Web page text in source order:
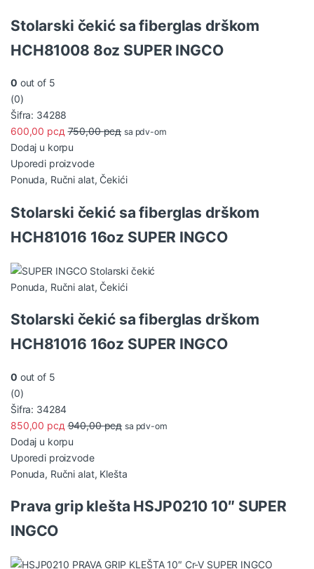
Stolarski čekić sa fiberglas drškom
HCH81008 8oz SUPER INGCO
0 out of 5
(0)
Šifra: 34288
600,00 рсд 750,00рсд sa pdv-om
Dodaj u korpu
Uporedi proizvode
Ponuda, Ručni alat, Čekići
Stolarski čekić sa fiberglas drškom
HCH81016 16oz SUPER INGCO
Ponuda, Ručni alat, Čekići
Stolarski čekić sa fiberglas drškom
HCH81016 16oz SUPER INGCO
0 out of 5
(0)
Šifra: 34284
850,00 рсд 940,00рсд sa pdv-om
Dodaj u korpu
Uporedi proizvode
Ponuda, Ručni alat, Klešta
Prava grip klešta HSJP0210 10″ SUPER
INGCO